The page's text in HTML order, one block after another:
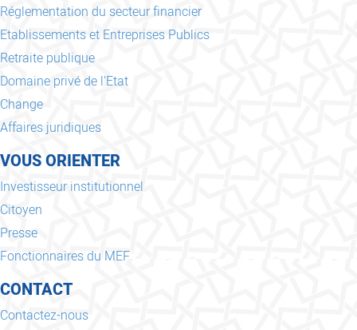
Réglementation du secteur financier
Etablissements et Entreprises Publics
Retraite publique
Domaine privé de l'Etat
Change
Affaires juridiques
VOUS ORIENTER
Investisseur institutionnel
Citoyen
Presse
Fonctionnaires du MEF
CONTACT
Contactez-nous